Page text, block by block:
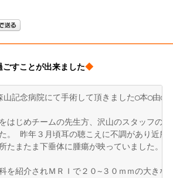
すことが出来ました◆
山記念病院にて手術して頂きました◯本◯由◯
はじめチームの先生方、沢山のスタッフの
。 昨年３月頃耳の聴こえに不調があり近所
たまたま下垂体に腫瘍が映っていました。
を紹介されＭＲＩで２０~３０ｍｍの大きな